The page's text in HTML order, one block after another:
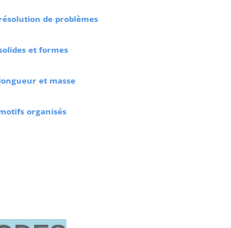
de problèmes
et formes
et masse
organisés